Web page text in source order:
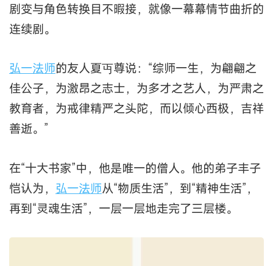
剧变与角色转换目不暇接，就像一幕幕情节曲折的
连续剧。
弘一法师的友人夏丏尊说：“综师一生，为翩翩之
佳公子，为激昂之志士，为多才之艺人，为严肃之
教育者，为戒律精严之头陀，而以倾心西极，吉祥
善逝。”
在“十大书家”中，他是唯一的僧人。他的弟子丰子
恺认为， 弘一法师从“物质生活”，到“精神生活”，
再到“灵魂生活”，一层一层地走完了三层楼。